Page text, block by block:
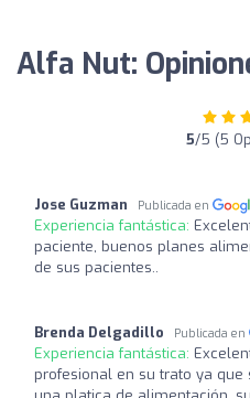
Alfa Nut:
5/5 (5
Jose Guzman Publicada en
Experiencia fantástica:
paciente, buenos planes
de sus pacientes..
Brenda Delgadillo Publicada en
Experiencia fantástica:
profesional en su trato ya